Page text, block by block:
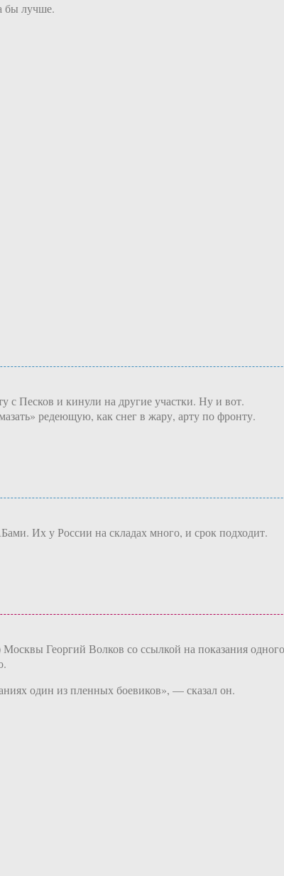
бы лучше.
Песков и кинули на другие участки. Ну и вот.
редеющую, как снег в жару, арту по фронту.
Их у России на складах много, и срок подходит.
Георгий Волков со ссылкой на показания
один из пленных боевиков», — сказал он.